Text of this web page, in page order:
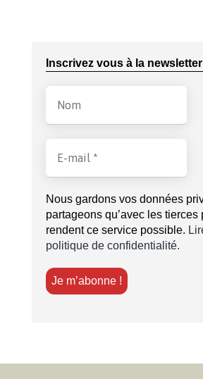
Inscrivez vous à la
Nous gardons vos données
partageons qu’avec les tierces
rendent ce service possible.
politique de confidentialité.